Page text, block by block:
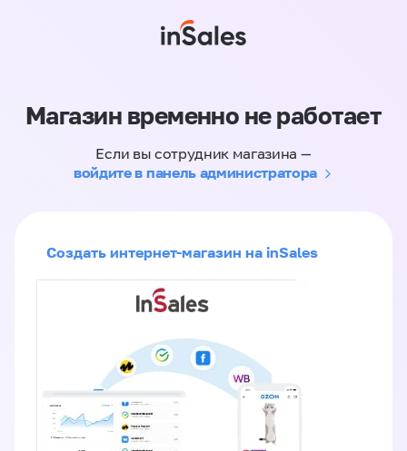
Магазин временно не работает
Если вы сотрудник магазина —
войдите в панель администратора
Создать интернет-магазин на inSales